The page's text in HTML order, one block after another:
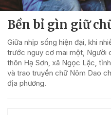
Bền bỉ gìn giữ
Giữa nhịp sống hiện đại, khi
trước nguy cơ mai một, Người
thôn Hạ Sơn, xã Ngọc Lặc,
và trao truyền chữ Nôm Dao
địa phương.